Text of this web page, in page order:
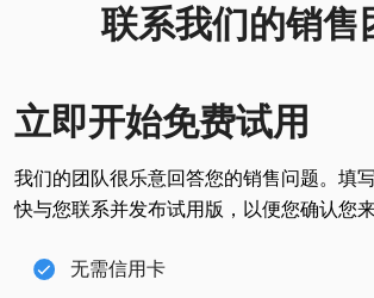
联系我们的销售
立即开始免费试用
我们的团队很乐意回答您的销售问题。填
快与您联系并发布试用版，以便您确认您来
无需信用卡